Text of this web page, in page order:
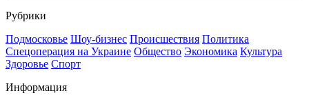
Рубрики
Подмосковье Шоу-бизнес Происшествия Политика
Спецоперация на Украине Общество Экономика Культура
Здоровье Спорт
Информация